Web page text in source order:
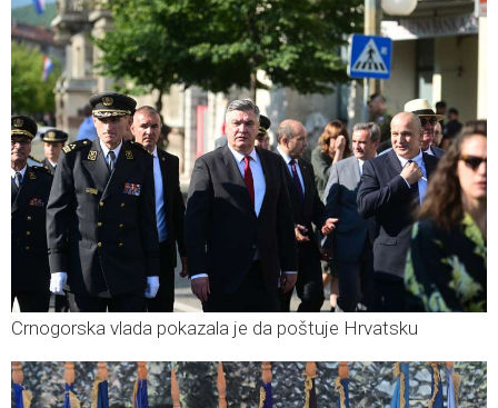
Crnogorska vlada pokazala je da poštuje Hrvatsku